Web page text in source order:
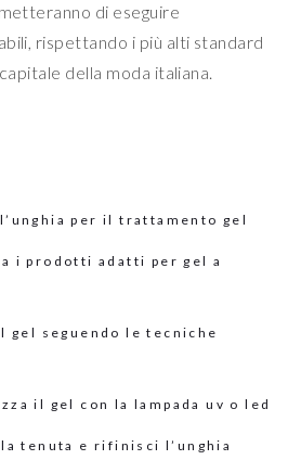
di eseguire
rispettando i più alti standard
della moda italiana.
per il trattamento gel
i prodotti adatti per gel a
gel seguendo le tecniche
il gel con la lampada uv o led
tenuta e rifinisci l’unghia